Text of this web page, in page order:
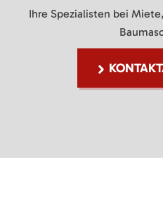
Ihre Spezialisten bei